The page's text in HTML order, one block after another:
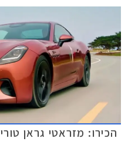
הכירו: מזראטי גראן